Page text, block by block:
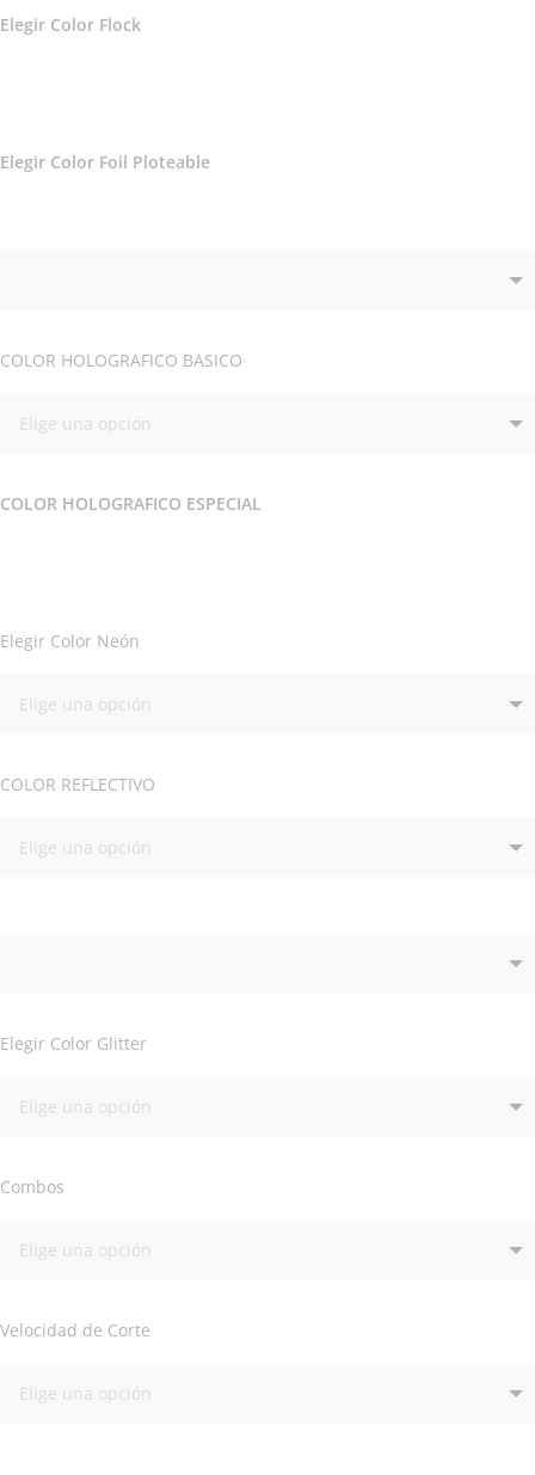
Elegir Color Flock
Elegir Color Foil Ploteable
COLOR HOLOGRAFICO BASICO
COLOR HOLOGRAFICO ESPECIAL
Elegir Color Neón
COLOR REFLECTIVO
Elegir Color Glitter
Combos
Velocidad de Corte